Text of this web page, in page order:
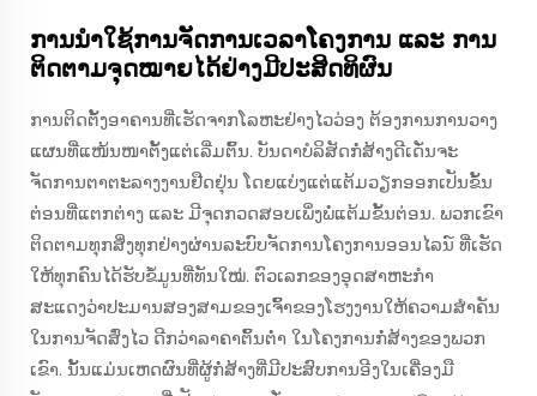
ການນຳໃຊ້ການຈັດການເວລາໂຄງການ ແລະ ການ
ຕິດຕາມຈຸດໝາຍໄດ້ຢ່າງມີປະສິດທິຜົນ
ການຕິດຕັ້ງອາຄານທີ່ເຮັດຈາກໂລຫະຢ່າງໄວວ່ອງ ຕ້ອງການການວາງ
ແຜນທີ່ແໜ້ນໜາຕັ້ງແຕ່ເລີ່ມຕົ້ນ. ບັນດາບໍລິສັດກໍ່ສ້າງດີເດັ່ນຈະ
ຈັດການຕາຕະລາງງານຢືດຢຸ່ນ ໂດຍແບ່ງແຕ່ແຕ້ມວຽກອອກເປັນຂັ້ນ
ຕ່ອນທີ່ແຕກຕ່າງ ແລະ ມີຈຸດກວດສອບເພິ່ງພໍ່ແຕ້ມຂັ້ນຕ່ອນ. ພວກເຂົາ
ຕິດຕາມທຸກສິ່ງທຸກຢ່າງຜ່ານລະບົບຈັດການໂຄງການອອນໄລນ໌ ທີ່ເຮັດ
ໃຫ້ທຸກຄົນໄດ້ຮັບຂໍ້ມູນທີ່ທັນໃໝ່. ຕົວເລກຂອງອຸດສາຫະກໍາ
ສະແດງວ່າປະມານສອງສາມຂອງເຈົ້າຂອງໂຮງງານໃຫ້ຄວາມສຳຄັນ
ໃນການຈັດສົ່ງໄວ ດີກວ່າລາຄາຕົ້ນຕ່ຳ ໃນໂຄງການກໍ່ສ້າງຂອງພວກ
ເຂົາ. ນັ້ນແມ່ນເຫດຜົນທີ່ຜູ້ກໍ່ສ້າງທີ່ມີປະສົບການອີງໃນເຄື່ອງມື